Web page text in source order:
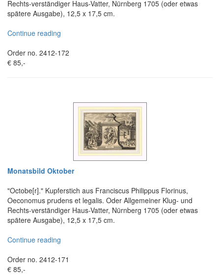
Rechts-verständiger Haus-Vatter, Nürnberg 1705 (oder etwas
spätere Ausgabe), 12,5 x 17,5 cm.
Continue reading
Order no. 2412-172
€ 85,-
Monatsbild Oktober
"Octobe[r]." Kupferstich aus Franciscus Philippus Florinus,
Oeconomus prudens et legalis. Oder Allgemeiner Klug- und
Rechts-verständiger Haus-Vatter, Nürnberg 1705 (oder etwas
spätere Ausgabe), 12,5 x 17,5 cm.
Continue reading
Order no. 2412-171
€ 85,-